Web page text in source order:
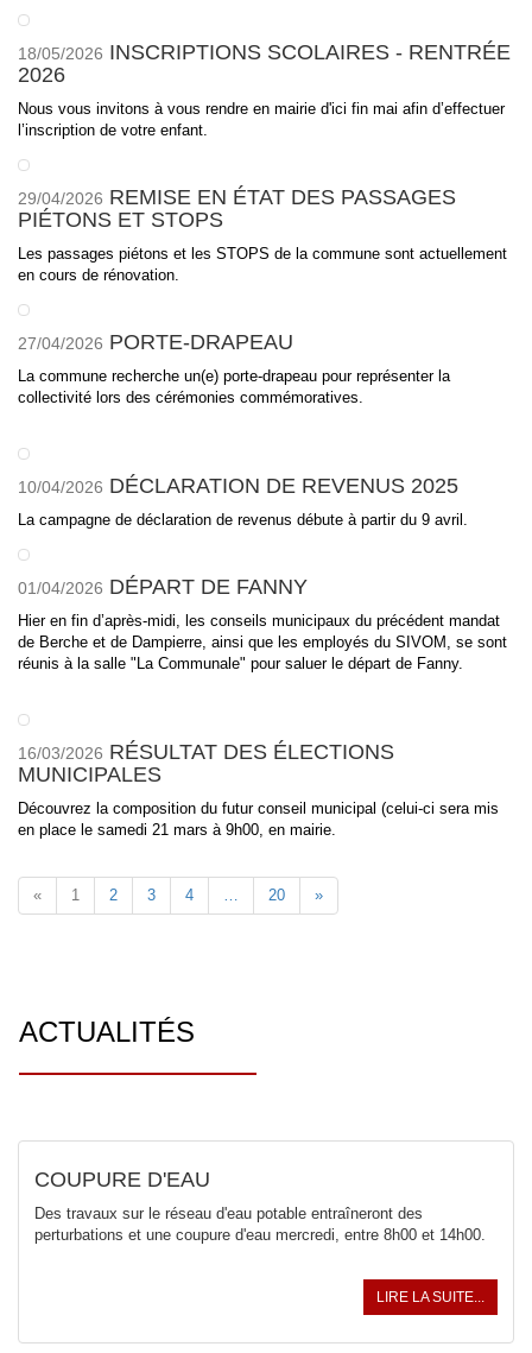
18/05/2026 INSCRIPTIONS SCOLAIRES - RENTRÉE
2026
Nous vous invitons à vous rendre en mairie d'ici fin mai afin d’effectuer
l’inscription de votre enfant.
29/04/2026 REMISE EN ÉTAT DES PASSAGES
PIÉTONS ET STOPS
Les passages piétons et les STOPS de la commune sont actuellement
en cours de rénovation.
27/04/2026 PORTE-DRAPEAU
La commune recherche un(e) porte-drapeau pour représenter la
collectivité lors des cérémonies commémoratives.
10/04/2026 DÉCLARATION DE REVENUS 2025
La campagne de déclaration de revenus débute à partir du 9 avril.
01/04/2026 DÉPART DE FANNY
Hier en fin d’après-midi, les conseils municipaux du précédent mandat
de Berche et de Dampierre, ainsi que les employés du SIVOM, se sont
réunis à la salle "La Communale" pour saluer le départ de Fanny.
16/03/2026 RÉSULTAT DES ÉLECTIONS
MUNICIPALES
Découvrez la composition du futur conseil municipal (celui-ci sera mis
en place le samedi 21 mars à 9h00, en mairie.
« 1 2 3 4 … 20 »
ACTUALITÉS
COUPURE D'EAU
Des travaux sur le réseau d'eau potable entraîneront des
perturbations et une coupure d'eau mercredi, entre 8h00 et 14h00.
LIRE LA SUITE...